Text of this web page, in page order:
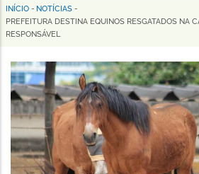
Horizonte
Trilha
de
navegação
INÍCIO - NOTÍCIAS -
PREFEITURA DESTINA EQUINOS RESGATADOS NA
RESPONSÁVEL